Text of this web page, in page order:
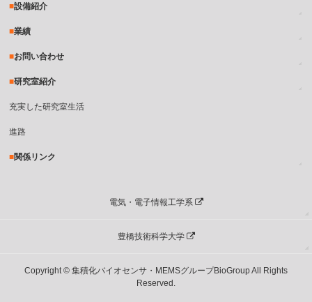
設備紹介
業績
お問い合わせ
研究室紹介
充実した研究室生活
進路
関係リンク
電気・電子情報工学系
豊橋技術科学大学
Copyright © 集積化バイオセンサ・MEMSグループBioGroup All Rights
Reserved.